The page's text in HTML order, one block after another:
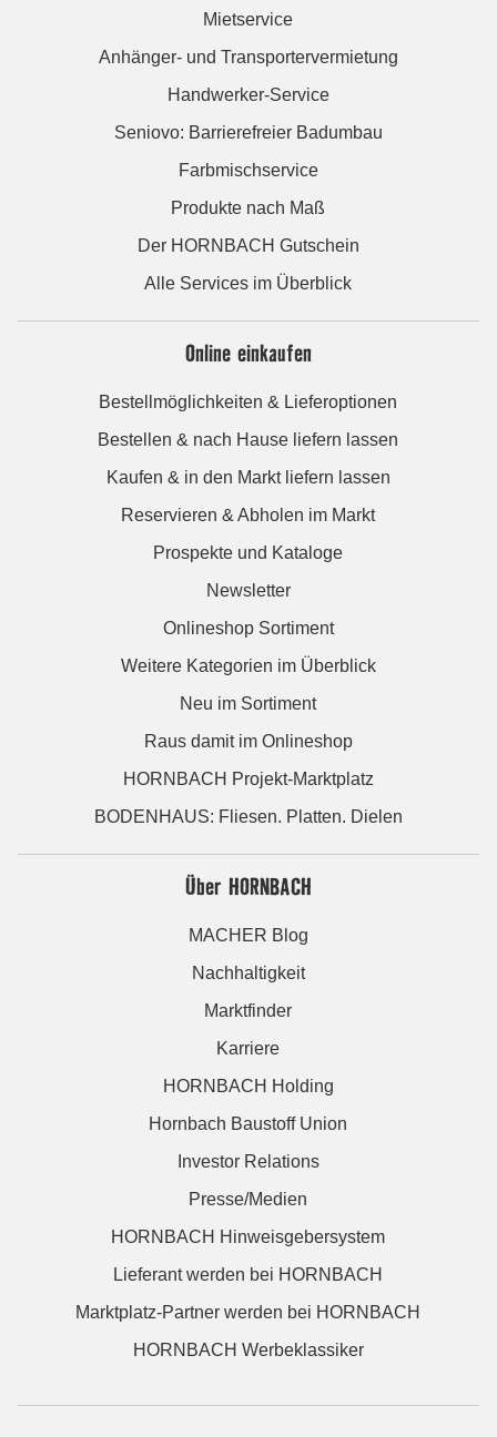
Mietservice
Anhänger- und Transportervermietung
Handwerker-Service
Seniovo: Barrierefreier Badumbau
Farbmischservice
Produkte nach Maß
Der HORNBACH Gutschein
Alle Services im Überblick
Online einkaufen
Bestellmöglichkeiten & Lieferoptionen
Bestellen & nach Hause liefern lassen
Kaufen & in den Markt liefern lassen
Reservieren & Abholen im Markt
Prospekte und Kataloge
Newsletter
Onlineshop Sortiment
Weitere Kategorien im Überblick
Neu im Sortiment
Raus damit im Onlineshop
HORNBACH Projekt-Marktplatz
BODENHAUS: Fliesen. Platten. Dielen
Über HORNBACH
MACHER Blog
Nachhaltigkeit
Marktfinder
Karriere
HORNBACH Holding
Hornbach Baustoff Union
Investor Relations
Presse/Medien
HORNBACH Hinweisgebersystem
Lieferant werden bei HORNBACH
Marktplatz-Partner werden bei HORNBACH
HORNBACH Werbeklassiker